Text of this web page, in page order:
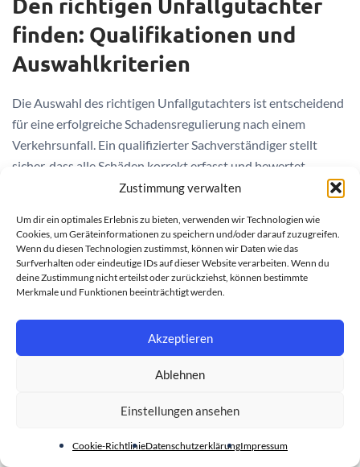
Zustimmung verwalten
Um dir ein optimales Erlebnis zu bieten, verwenden wir Technologien wie
Cookies, um Geräteinformationen zu speichern und/oder darauf zuzugreifen.
Wenn du diesen Technologien zustimmst, können wir Daten wie das
Surfverhalten oder eindeutige IDs auf dieser Website verarbeiten. Wenn du
deine Zustimmung nicht erteilst oder zurückziehst, können bestimmte
Merkmale und Funktionen beeinträchtigt werden.
Akzeptieren
Ablehnen
Einstellungen ansehen
Cookie-RichtlinieDatenschutzerklärungImpressum
finden: Qualifikationen und
Auswahlkriterien
Die Auswahl des richtigen Unfallgutachters ist entscheidend
für eine erfolgreiche Schadensregulierung nach einem
Verkehrsunfall. Ein qualifizierter Sachverständiger stellt
sicher, dass alle Schäden korrekt erfasst und bewertet
werden. Die richtige Wahl beeinflusst direkt die Höhe Ihrer
Bei der Suche nach professioneller Unfallhilfe Bochum
sollten Sie verschiedene Faktoren berücksichtigen. Seriöse
Gutachter verfügen über nachweisbare Qualifikationen und
Ihnen jeden Schritt des Begutachtungsprozesses.
Erforderliche Zertifizierungen und
Zertifizierungen verfügen. Die wichtigste Qualifikation ist die